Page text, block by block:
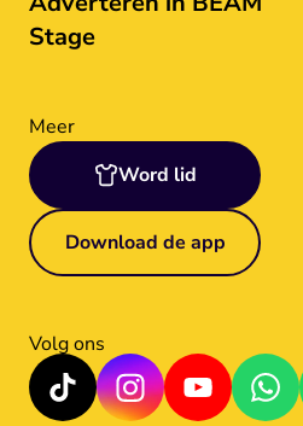
Stage
Meer
Word lid
Download de app
Volg ons